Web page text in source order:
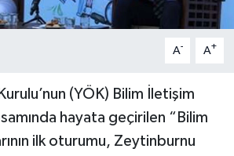
A- A+
(YÖK) Bilim İletişim
hayata geçirilen “Bilim
ilk oturumu, Zeytinburnu